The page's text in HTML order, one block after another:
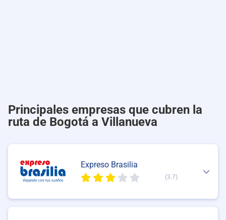
Principales empresas que cubren la
ruta de Bogotá a Villanueva
Expreso Brasilia
(3.7)